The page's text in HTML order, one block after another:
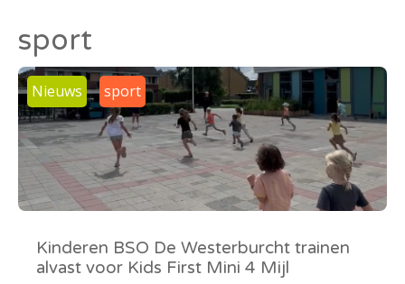
sport
Nieuws sport
Kinderen BSO De Westerburcht trainen
alvast voor Kids First Mini 4 Mijl